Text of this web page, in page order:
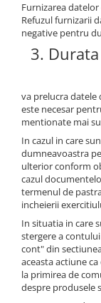
Furnizarea
Refuzul furnizarii
negative pentru
3.
va prelucra datele
este necesar
mentionate mai
In cazul in care
dumneavoastra
ulterior conform
cazul
termenul de
incheierii
In situatia in care
stergere a
cont" din
aceasta actiune
la primirea de
despre produsele